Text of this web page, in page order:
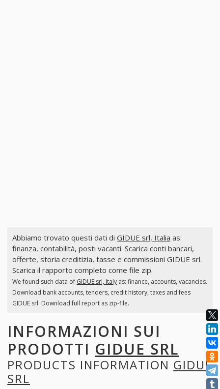
Abbiamo trovato questi dati di GIDUE srl, Italia as:
finanza, contabilità, posti vacanti. Scarica conti bancari,
offerte, storia creditizia, tasse e commissioni GIDUE srl.
Scarica il rapporto completo come file zip.
We found such data of GIDUE srl, Italyas: finance, accounts, vacancies.
Download bank accounts, tenders, credit history, taxes and fees
GIDUE srl. Download full report as zip-file.
INFORMAZIONI SUI
PRODOTTI GIDUE SRL
PRODUCTS INFORMATION GIDUE
SRL